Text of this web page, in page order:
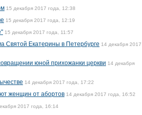
15 декабря 2017 года, 12:38
15 декабря 2017 года, 12:19
15 декабря 2017 года, 11:57
Святой Екатерины в Петербурге 14 декабря 2017
юной прихожанки церкви 14 декабря
14 декабря 2017 года, 17:22
женщин от абортов 14 декабря 2017 года, 16:52
2017 года, 16:14